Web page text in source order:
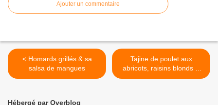
Ajouter un commentaire
< Homards grillés & sa
salsa de mangues
Tajine de poulet aux
abricots, raisins blonds &
amandes >
Hébergé par Overblog